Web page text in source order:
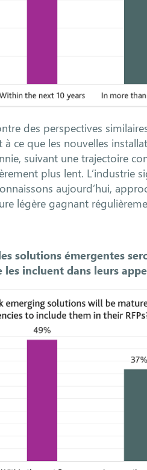
des perspectives
à ce que les nouvelles
suivant une trajectoire
plus lent. L’industrie
aujourd’hui,
légère gagnant
solutions émergentes
les incluent dans leurs